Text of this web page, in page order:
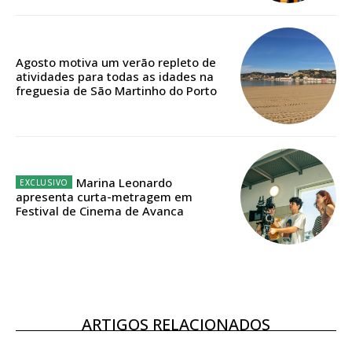
Acesso aos conteúdos Exclusivos para
assinantes
Ofertas para assinatura anual
12 meses
Agosto motiva um verão repleto de
atividades para todas as idades na
freguesia de São Martinho do Porto
Marina Leonardo
apresenta curta-metragem em
Festival de Cinema de Avanca
ARTIGOS RELACIONADOS